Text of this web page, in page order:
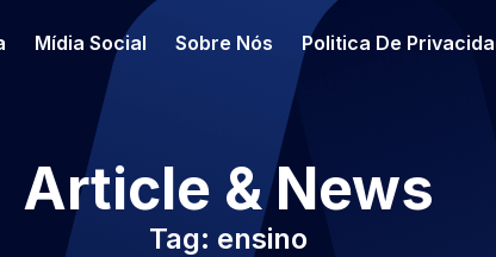
Mídia Social Sobre Nós Politica De
Article & News
Tag: ensino